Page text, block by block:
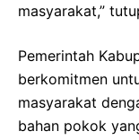
masyarakat,”
Pemerintah
berkomitmen
masyarakat
bahan pokok